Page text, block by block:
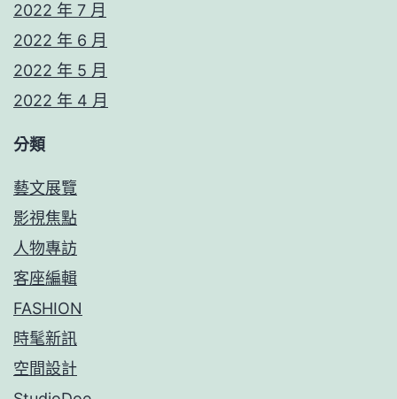
2022 年 7 月
2022 年 6 月
2022 年 5 月
2022 年 4 月
分類
藝文展覽
影視焦點
人物專訪
客座編輯
FASHION
時髦新訊
空間設計